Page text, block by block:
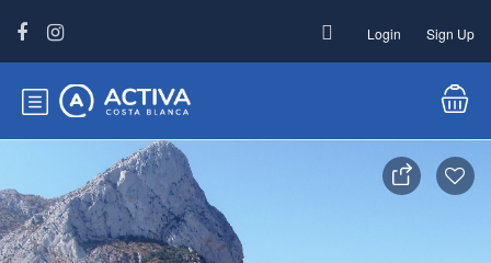
Login Sign Up